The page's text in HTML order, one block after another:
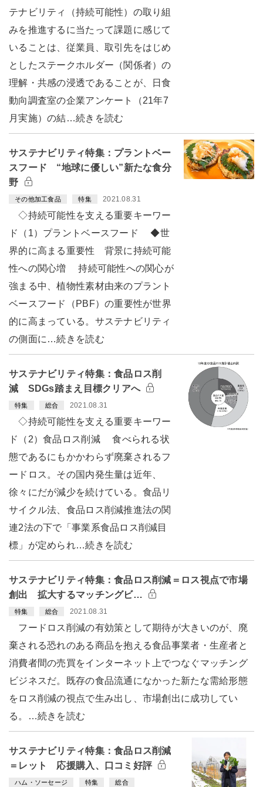
テナビリティ（持続可能性）の取り組
みを推進するに当たって課題に感じて
いることは、従業員、取引先をはじめ
としたステークホルダー（関係者）の
理解・共感の浸透であることが、日食
動向調査室の企業アンケート（21年7
月実施）の結…続きを読む
サステナビリティ特集：プラントベー
スフード “地球に優しい”新たな食分
野
その他加工食品 特集 2021.08.31
◇持続可能性を支える重要キーワー
ド（1）プラントベースフード ◆世
界的に高まる重要性 背景に持続可能
性への関心増 持続可能性への関心が
強まる中、植物性素材由来のプラント
ベースフード（PBF）の重要性が世界
的に高まっている。サステナビリティ
の側面に…続きを読む
サステナビリティ特集：食品ロス削
減 SDGs踏まえ目標クリアへ
特集 総合 2021.08.31
◇持続可能性を支える重要キーワー
ド（2）食品ロス削減 食べられる状
態であるにもかかわらず廃棄されるフ
ードロス。その国内発生量は近年、
徐々にだが減少を続けている。食品リ
サイクル法、食品ロス削減推進法の関
連2法の下で「事業系食品ロス削減目
標」が定められ…続きを読む
サステナビリティ特集：食品ロス削減＝ロス視点で市場
創出 拡大するマッチングビ…
特集 総合 2021.08.31
フードロス削減の有効策として期待が大きいのが、廃
棄される恐れのある商品を抱える食品事業者・生産者と
消費者間の売買をインターネット上でつなぐマッチング
ビジネスだ。既存の食品流通になかった新たな需給形態
をロス削減の視点で生み出し、市場創出に成功してい
る。…続きを読む
サステナビリティ特集：食品ロス削減
＝レット 応援購入、口コミ好評
ハム・ソーセージ 特集 総合